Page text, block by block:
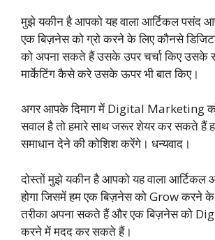
मुझे यकीन है आपको यह वाला आर्टिकल पसंद
एक बिज़नेस को ग्रो करने के लिए कौनसे
को अपना सकते हैं उसके उपर चर्चा किए उसके
मार्केटिंग कैसे करे उसके ऊपर भी बात किए।
अगर आपके दिमाग में Digital Marketing
सवाल है तो हमारे साथ जरूर शेयर कर सकते हैं
समाधान देने की कोशिश करेंगे। धन्यवाद।
दोस्तों मुझे यकीन है आपको यह वाला
होगा जिसमें हम एक बिज़नेस को Grow करने के
तरीका अपना सकते हैं और एक बिज़नेस को
करने में मदद कर सकते हैं।